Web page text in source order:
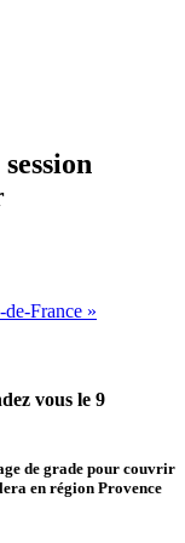
France »
vous le 9
de grade pour couvrir
en région Provence